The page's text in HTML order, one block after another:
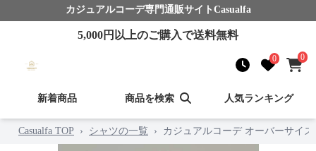
カジュアルコーデ専門通販サイト Casualfa
5,000円以上のご購入で送料無料
0 0
新着商品 商品を検索 人気ランキング
Casualfa TOP › シャツの一覧 › カジュアルコーデ オーバーサイ